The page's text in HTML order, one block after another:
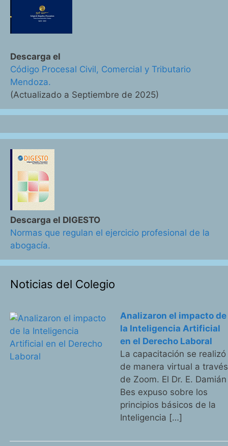
Descarga el
Código Procesal Civil, Comercial y Tributario
Mendoza.
(Actualizado a Septiembre de 2025)
Descarga el DIGESTO
Normas que regulan el ejercicio profesional de la
abogacía.
Noticias del Colegio
Analizaron el impacto de
la Inteligencia Artificial
en el Derecho Laboral
La capacitación se realizó
de manera virtual a través
de Zoom. El Dr. E. Damián
Bes expuso sobre los
principios básicos de la
Inteligencia […]